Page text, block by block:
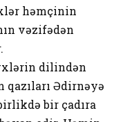
həmçinin
vəzifədən
dilindən
qazıları Ədirnəyə
bir çadıra